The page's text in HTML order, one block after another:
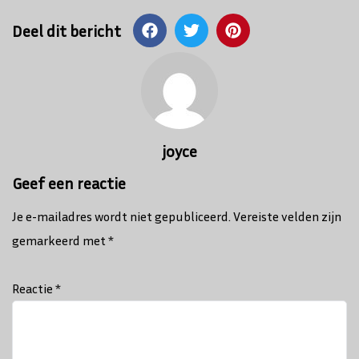
Deel dit bericht
joyce
Geef een reactie
Je e-mailadres wordt niet gepubliceerd. Vereiste velden zijn
gemarkeerd met *
Reactie *